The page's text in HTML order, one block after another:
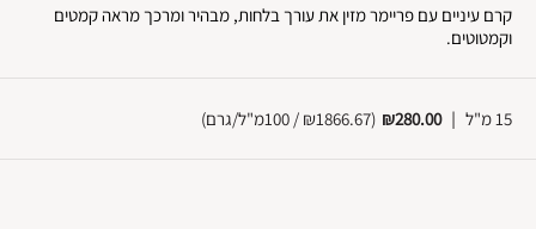
קרם עיניים עם פריימר מזין את עורך בלחות, מבהיר ומרכך מראה קמטים
וקמטוטים.
15 מ"ל |
₪280.00
(₪1866.67 / 100מ"ל/גרם )